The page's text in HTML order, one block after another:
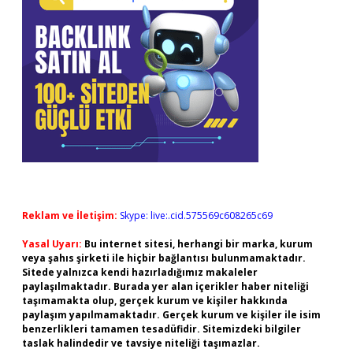
Reklam ve İletişim: Skype: live:.cid.575569c608265c69
Yasal Uyarı: Bu internet sitesi, herhangi bir marka, kurum
veya şahıs şirketi ile hiçbir bağlantısı bulunmamaktadır.
Sitede yalnızca kendi hazırladığımız makaleler
paylaşılmaktadır. Burada yer alan içerikler haber niteliği
taşımamakta olup, gerçek kurum ve kişiler hakkında
paylaşım yapılmamaktadır. Gerçek kurum ve kişiler ile isim
benzerlikleri tamamen tesadüfidir. Sitemizdeki bilgiler
taslak halindedir ve tavsiye niteliği taşımazlar.